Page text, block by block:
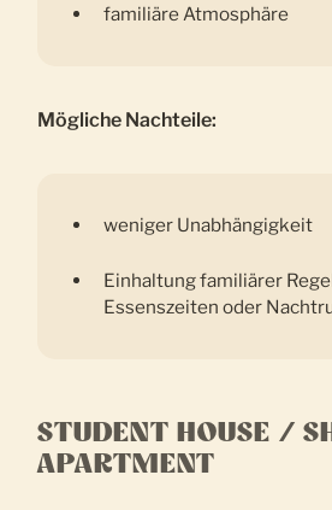
familiäre Atmosphäre
Mögliche Nachteile:
weniger Unabhängigkeit
Einhaltung familiärer
Essenszeiten oder
STUDENT HOUSE /
APARTMENT